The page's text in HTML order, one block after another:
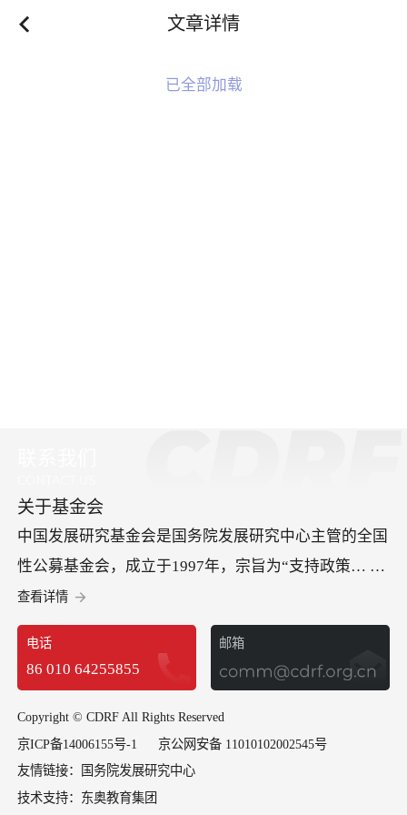
文章详情
已全部加载
关于基金会
中国发展研究基金会是国务院发展研究中心主管的全国
性公募基金会，成立于1997年，宗旨为“支持政策… 研
究、促进科学决策、服务中国发展”。基金会承办“中国
发展高层论坛”，开展儿童发展等方面的社会试验项
目，承担经济社会以及可持续发展等多领域重要研究课
题，政策建议多次获中央领导批示，已成为集国际交
流、社会试验和政策研究于一体的高端智库型基金会。
查看详情
电话
86 010 64255855
邮箱
Copyright © CDRF All Rights Reserved
京ICP备14006155号-1
京公网安备 11010102002545号
友情链接：
国务院发展研究中心
技术支持： 东奥教育集团